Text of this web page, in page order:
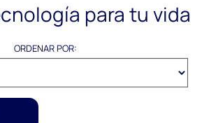
para tu vida
ORDENAR POR: